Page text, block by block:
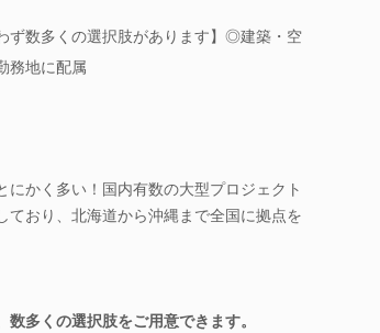
ず数多くの選択肢があります】◎建築・空
務地に配属
かく多い！国内有数の大型プロジェクト
おり、北海道から沖縄まで全国に拠点を
多くの選択肢をご用意できます。